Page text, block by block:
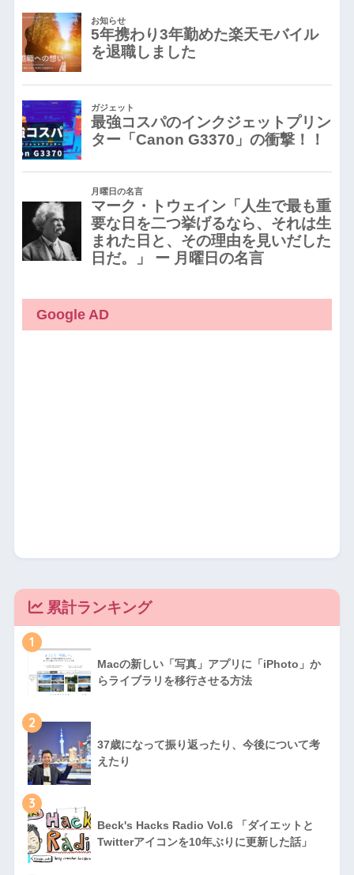
Google AD
累計ランキング
1
Macの新しい「写真」アプリに「iPhoto」か
らライブラリを移行させる方法
2
37歳になって振り返ったり、今後について考
えたり
3
Beck's Hacks Radio Vol.6 「ダイエットと
Twitterアイコンを10年ぶりに更新した話」